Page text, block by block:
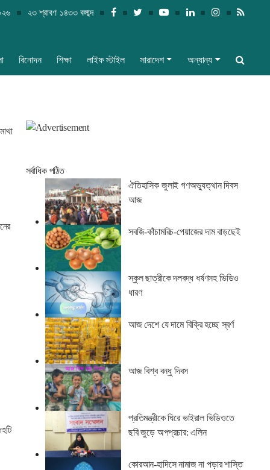
২৩ শ্রাবণ ১৪৩৩ বঙ্গাব্দ
বিনোদন শিক্ষা লাইফ স্টাইল সারাদেশ অন্যান্য
সর্বাধিক পঠিত
ঐতিহাসিক জুলাই গণঅভ্যুত্থান দিবস
আজ
সবজি-কাঁচামরিচ-পেয়াজের দাম বাড়ছেই
স্কুল ছাত্রীকে দলবদ্ধ ধর্ষণসহ ভিডিও
ধারণ
আজ দেশে যে দামে বিক্রি হচ্ছে স্বর্ণ
আজ বিশ্ব বন্ধু দিবস
প্রতিমন্ত্রীকে ঘিরে ভাইরাল ভিডিওতে
ছবি জুড়ে অপপ্রচার: এলিন
কোরআন-হাদিসে নামাজ না পড়ার শাস্তি